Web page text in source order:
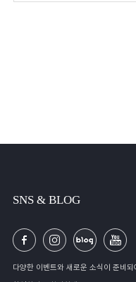
SNS & BLOG
다양한 이벤트와 새로운 소식이 준비되